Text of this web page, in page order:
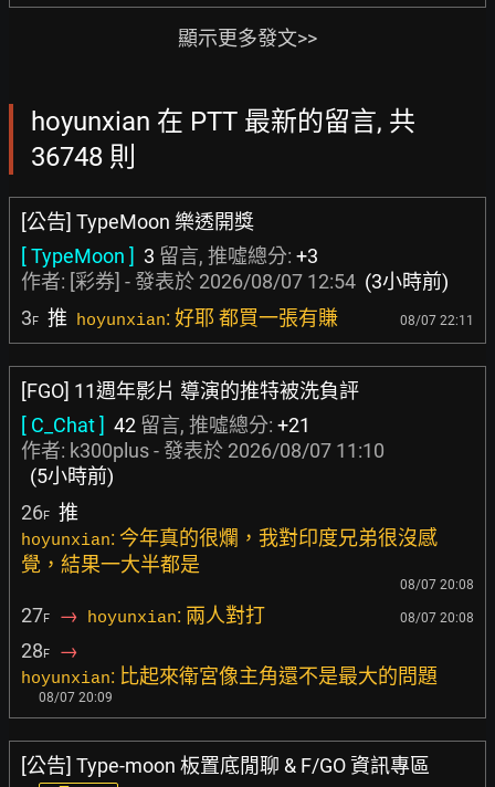
顯示更多發文>>
hoyunxian 在 PTT 最新的留言, 共
36748 則
[公告] TypeMoon 樂透開獎
[ TypeMoon ] 3 留言, 推噓總分: +3
作者: [彩券] - 發表於 2026/08/07 12:54 (3小時前)
3F 推 hoyunxian: 好耶 都買一張有賺 08/07 22:11
[FGO] 11週年影片 導演的推特被洗負評
[ C_Chat ] 42 留言, 推噓總分: +21
作者: k300plus- 發表於 2026/08/07 11:10
(5小時前)
26F 推
hoyunxian: 今年真的很爛，我對印度兄弟很沒感
覺，結果一大半都是
08/07 20:08
27F → hoyunxian: 兩人對打 08/07 20:08
28F →
hoyunxian: 比起來衛宮像主角還不是最大的問題
08/07 20:09
[公告] Type-moon 板置底閒聊 & F/GO 資訊專區